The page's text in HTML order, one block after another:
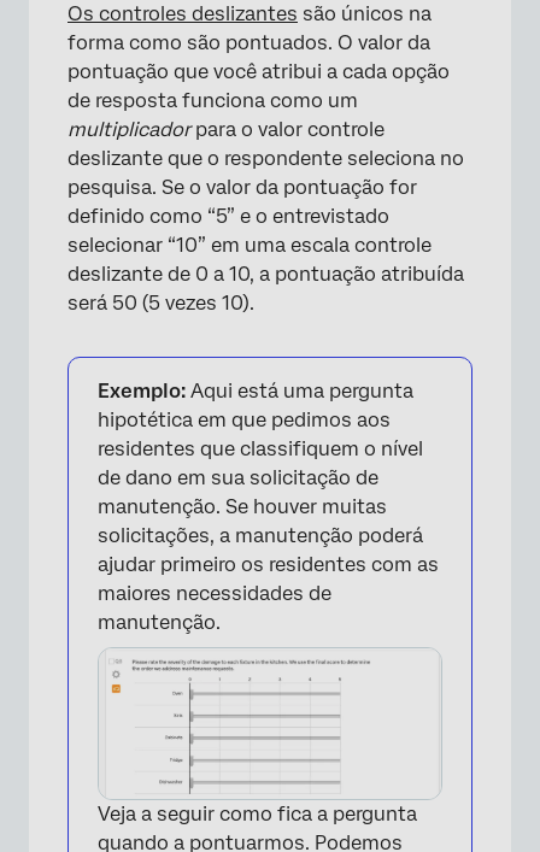
×
Os controles deslizantes são únicos na
forma como são pontuados. O valor da
pontuação que você atribui a cada opção
de resposta funciona como um
multiplicadorpara o valor controle
deslizante que o respondente seleciona no
pesquisa. Se o valor da pontuação for
definido como “5” e o entrevistado
selecionar “10” em uma escala controle
deslizante de 0 a 10, a pontuação atribuída
será 50 (5 vezes 10).
Exemplo: Aqui está uma pergunta
hipotética em que pedimos aos
residentes que classifiquem o nível
de dano em sua solicitação de
manutenção. Se houver muitas
solicitações, a manutenção poderá
ajudar primeiro os residentes com as
maiores necessidades de
manutenção.
Veja a seguir como fica a pergunta
quando a pontuarmos. Podemos